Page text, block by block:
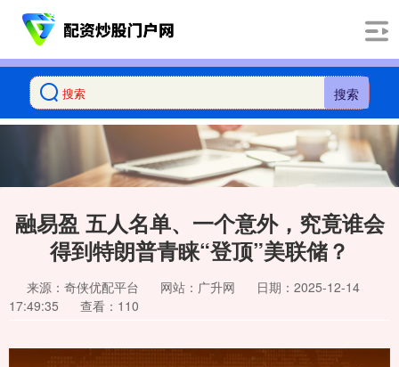
搜索
融易盈 五人名单、一个意外，究竟谁会
得到特朗普青睐“登顶”美联储？
来源：奇侠优配平台 网站：广升网
日期：2025-12-14
17:49:35
查看：110